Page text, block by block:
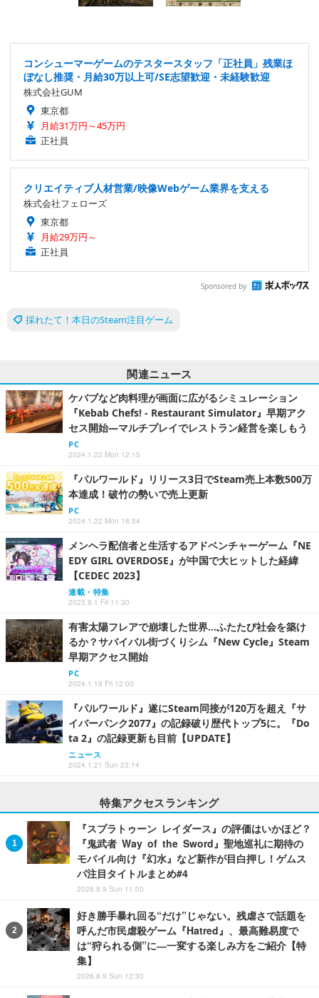
コンシューマーゲームのテスタースタッフ「正社員」残業ほ
ぼなし推奨・月給30万以上可/SE志望歓迎・未経験歓迎
株式会社GUM
東京都
月給31万円～45万円
正社員
クリエイティブ人材営業/映像Webゲーム業界を支える
株式会社フェローズ
東京都
月給29万円～
正社員
Sponsored by
採れたて！本日のSteam注目ゲーム
関連ニュース
ケバブなど肉料理が画面に広がるシミュレーション
『Kebab Chefs! - Restaurant Simulator』早期アク
セス開始―マルチプレイでレストラン経営を楽しもう
PC
2024.1.22 Mon 12:15
『パルワールド』リリース3日でSteam売上本数500万
本達成！破竹の勢いで売上更新
PC
2024.1.22 Mon 18:54
メンヘラ配信者と生活するアドベンチャーゲーム『NE
EDY GIRL OVERDOSE』が中国で大ヒットした経緯
【CEDEC 2023】
連載・特集
2023.9.1 Fri 11:30
有害太陽フレアで崩壊した世界…ふたたび社会を築け
るか？サバイバル街づくりシム『New Cycle』Steam
早期アクセス開始
PC
2024.1.19 Fri 12:00
『パルワールド』遂にSteam同接が120万を超え『サ
イバーパンク2077』の記録破り歴代トップ5に。『Do
ta 2』の記録更新も目前【UPDATE】
ニュース
2024.1.21 Sun 23:14
特集アクセスランキング
『スプラトゥーン レイダース』の評価はいかほど？
『鬼武者 Way of the Sword』聖地巡礼に期待の
モバイル向け『幻水』など新作が目白押し！ゲムス
パ注目タイトルまとめ#4
2026.8.9 Sun 11:00
好き勝手暴れ回る“だけ”じゃない。残虐さで話題を
呼んだ市民虐殺ゲーム『Hatred』、最高難易度で
は“狩られる側”に―一変する楽しみ方をご紹介【特
集】
2026.8.9 Sun 12:30